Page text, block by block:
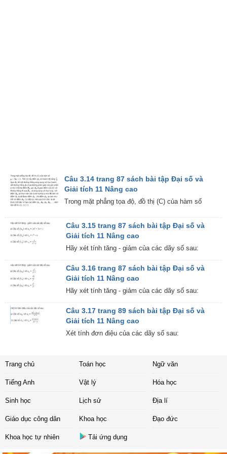
Câu 3.14 trang 87 sách bài tập Đại số và
Giải tích 11 Nâng cao
Trong mặt phẳng tọa độ, đồ thị (C) của hàm số
Câu 3.15 trang 87 sách bài tập Đại số và
Giải tích 11 Nâng cao
Hãy xét tính tăng - giảm của các dãy số sau:
Câu 3.16 trang 87 sách bài tập Đại số và
Giải tích 11 Nâng cao
Hãy xét tính tăng - giảm của các dãy số sau:
Câu 3.17 trang 89 sách bài tập Đại số và
Giải tích 11 Nâng cao
Xét tính đơn điệu của các dãy số sau:
Trang chủ Toán học Ngữ văn
Tiếng Anh Vật lý Hóa học
Sinh học Lịch sử Địa lí
Giáo dục công dân Khoa học Đạo đức
Khoa học tự nhiên Tải ứng dụng